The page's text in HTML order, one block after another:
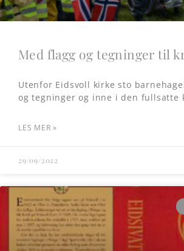
Med flagg og tegninger til
Utenfor Eidsvoll kirke sto
og tegninger og inne i den fullsatte
LES MER »
29/09/2022